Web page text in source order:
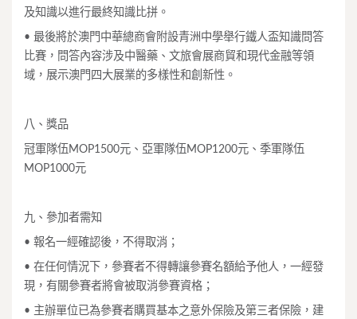
及知識以進行最終知識比拼。
• 最後將於澳門中華總商會附設青洲中學舉行鐵人盃知識問答
比賽，問答內容涉及中醫藥、文旅會展商貿和現代金融等領
域，展示澳門四大展業的多樣性和創新性。
八、獎品
冠軍隊伍MOP1500元、亞軍隊伍MOP1200元、季軍隊伍
MOP1000元
九、參加者需知
• 報名一經確認後，不得取消；
• 在任何情況下，參賽者不得轉讓參賽名額給予他人，一經發
現，有關參賽者將會被取消參賽資格；
• 主辦單位已為參賽者購買基本之意外保險及第三者保險，建